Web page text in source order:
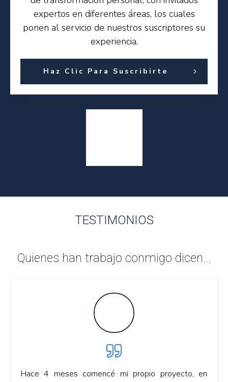
expertos en diferentes áreas, los cuales
ponen al servicio de nuestros suscriptores su
experiencia.
Haz Clic Para Suscribirte
TESTIMONIOS
Quienes han trabajo conmigo dicen...
Hace 4 meses comencé mi propio proyecto, en